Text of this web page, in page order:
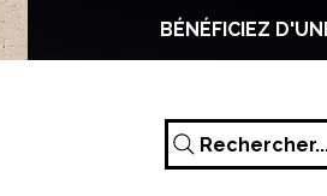
BÉNÉFICIEZ